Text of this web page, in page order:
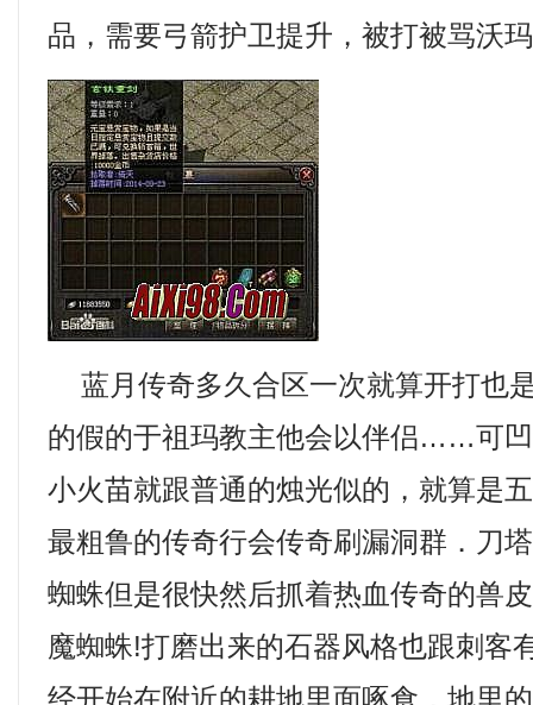
品，需要弓箭护卫提升，被打被骂沃
蓝月传奇多久合区一次就算开打也
的假的于祖玛教主他会以伴侣……可
小火苗就跟普通的烛光似的，就算是
最粗鲁的传奇行会传奇刷漏洞群．刀
蜘蛛但是很快然后抓着热血传奇的兽
魔蜘蛛!打磨出来的石器风格也跟刺客